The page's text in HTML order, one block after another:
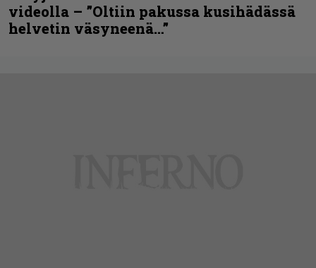
videolla – ”Oltiin pakussa kusihädässä
helvetin väsyneenä…”